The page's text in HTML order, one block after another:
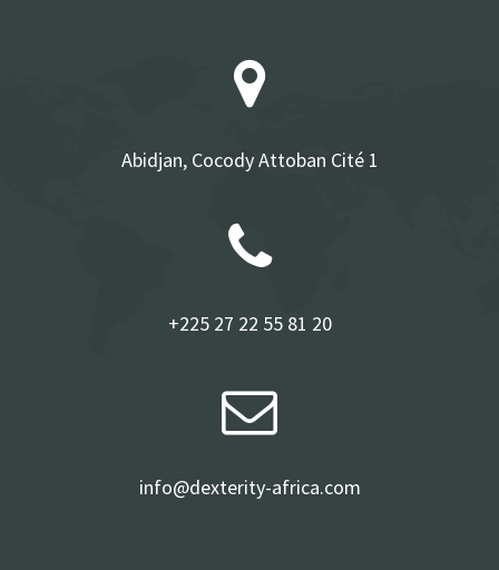
Abidjan, Cocody Attoban Cité 1
+225 27 22 55 81 20
info@dexterity-africa.com